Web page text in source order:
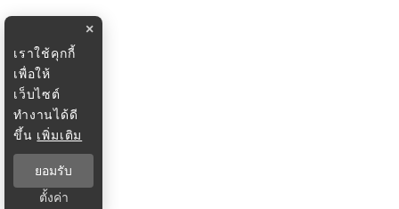
×
เราใช้คุกกี้
เพื่อให้
เว็บไซต์
ทำงานได้ดี
ขึ้น เพิ่มเติม
ยอมรับ
ตั้งค่า